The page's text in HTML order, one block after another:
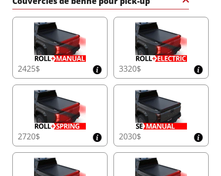
2425$ 3320$
2720$ 2030$